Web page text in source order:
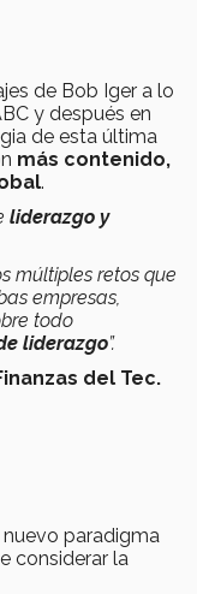
de Bob Iger a lo
y después en
de esta última
más contenido,
.
liderazgo y
múltiples retos que
empresas,
todo
liderazgo”.
del Tec.
paradigma
considerar la